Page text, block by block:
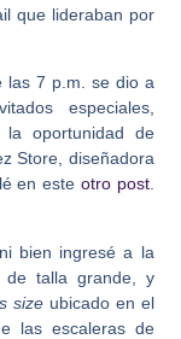
que lideraban por
las 7 p.m. se dio a
especiales,
la oportunidad de
Store, diseñadora
en este otro post.
bien ingresé a la
de talla grande, y
sizeubicado en el
las escaleras de